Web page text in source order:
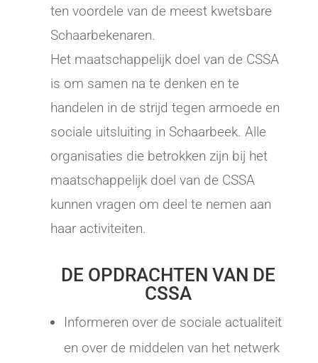
ten voordele van de meest kwetsbare
Schaarbekenaren.
Het maatschappelijk doel van de CSSA
is om samen na te denken en te
handelen in de strijd tegen armoede en
sociale uitsluiting in Schaarbeek. Alle
organisaties die betrokken zijn bij het
maatschappelijk doel van de CSSA
kunnen vragen om deel te nemen aan
haar activiteiten.
DE OPDRACHTEN VAN DE
CSSA
Informeren over de sociale actualiteit
en over de middelen van het netwerk